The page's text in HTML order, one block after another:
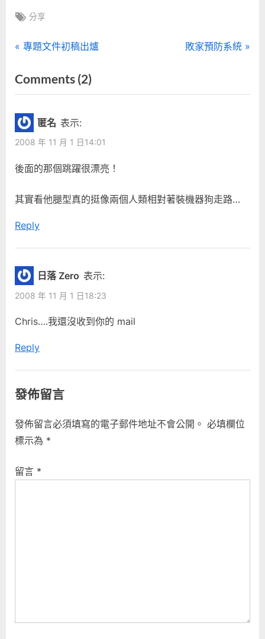
Tags:
分享
文
章
導
覽
P
e
v
i
o
u
s
o
t
專題文件初稿出爐
N
t
敗家預防系統
Comments (2)on
“機
匿名 表示:
2008 年 11 月 1 日14:01
後面的那個跳躍很漂亮！
其實看他腿型真的挺像兩個人類相對著裝機器狗走路…
Reply
日落 Zero 表示:
2008 年 11 月 1 日18:23
Chris….我還沒收到你的 mail
Reply
發佈留言
發佈留言必須填寫的電子郵件地址不會公開。 必填欄位
標示為 *
留言 *